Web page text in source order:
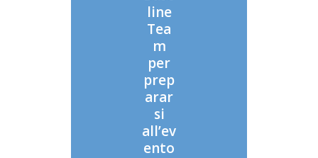
line
Tea
m
per
prep
arar
si
all’ev
ento